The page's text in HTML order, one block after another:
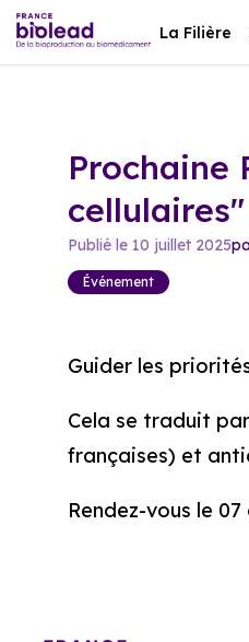
La Filière
Prochaine
Publié le 10 juillet 2025
Événement
Guider les
Cela se traduit
françaises) et
Rendez-vous le